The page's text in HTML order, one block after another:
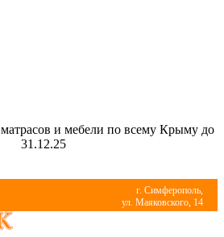
матрасов и мебели по всему Крыму до
31.12.25
г. Симферополь,
ул. Маяковского, 14